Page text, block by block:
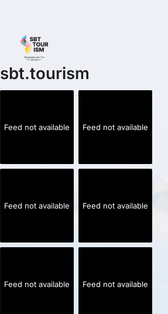
sbt.tourism
Feed not available Feed not available
Feed not available Feed not available
Feed not available Feed not available